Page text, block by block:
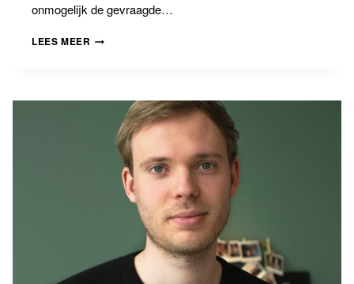
onmogelijk de gevraagde…
LEES MEER DE
ALS
SOCIAALDEMOCRATISCH
INSTRUMENT